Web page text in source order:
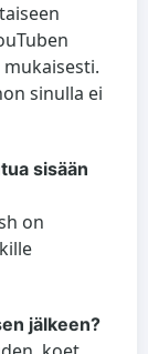
sinulla ei
sisään
on
jälkeen?